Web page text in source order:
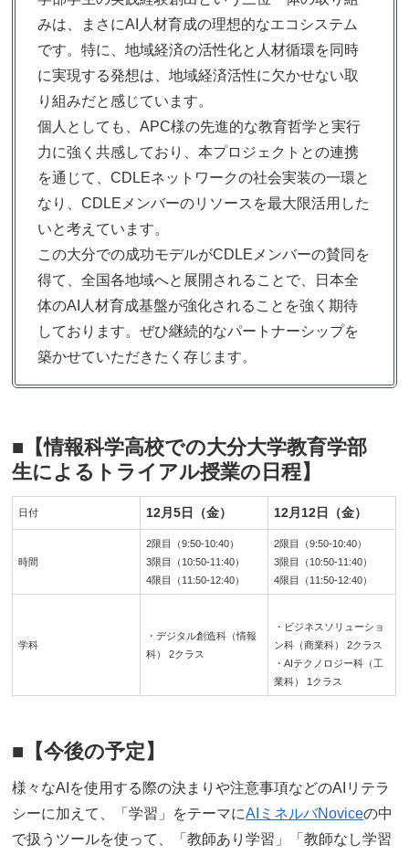
みは、まさにAI人材育成の理想的なエコシステム
です。特に、地域経済の活性化と人材循環を同時
に実現する発想は、地域経済活性に欠かせない取
り組みだと感じています。
個人としても、APC様の先進的な教育哲学と実行
力に強く共感しており、本プロジェクトとの連携
を通じて、CDLEネットワークの社会実装の一環と
なり、CDLEメンバーのリソースを最大限活用した
いと考えています。
この大分での成功モデルがCDLEメンバーの賛同を
得て、全国各地域へと展開されることで、日本全
体のAI人材育成基盤が強化されることを強く期待
しております。ぜひ継続的なパートナーシップを
築かせていただきたく存じます。
■ 【情報科学高校での大分大学教育学部
生によるトライアル授業の日程】
日付 12月5日（金） 12月12日（金）
時間
2限目（9:50-10:40）
3限目（10:50-11:40）
4限目（11:50-12:40）
2限目（9:50-10:40）
3限目（10:50-11:40）
4限目（11:50-12:40）
学科
・デジタル創造科（情報
科） 2クラス
・ビジネスソリューショ
ン科（商業科） 2クラス
・AIテクノロジー科（工
業科） 1クラス
■ 【今後の予定】
様々なAIを使用する際の決まりや注意事項などのAIリテラ
シーに加えて、「学習」をテーマにAIミネルバNoviceの中
で扱うツールを使って、「教師あり学習」「教師なし学習